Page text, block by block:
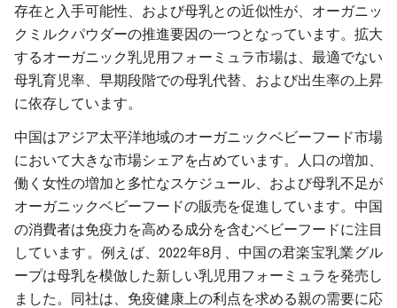
存在と入手可能性、および母乳との近似性が、オーガニッ
クミルクパウダーの推進要因の一つとなっています。拡大
するオーガニック乳児用フォーミュラ市場は、最適でない
母乳育児率、早期段階での母乳代替、および出生率の上昇
に依存しています。
中国はアジア太平洋地域のオーガニックベビーフード市場
において大きな市場シェアを占めています。人口の増加、
働く女性の増加と多忙なスケジュール、および母乳不足が
オーガニックベビーフードの販売を促進しています。中国
の消費者は免疫力を高める成分を含むベビーフードに注目
しています。例えば、2022年8月、中国の君楽宝乳業グル
ープは母乳を模倣した新しい乳児用フォーミュラを発売し
ました。同社は、免疫健康上の利点を求める親の需要に応